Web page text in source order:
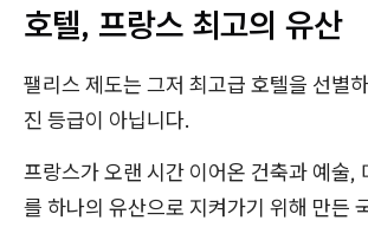
호텔, 프랑스 최고의 유산
팰리스 제도는 그저 최고급 호텔을 선별
진 등급이 아닙니다.
프랑스가 오랜 시간 이어온 건축과 예술,
를 하나의 유산으로 지켜가기 위해 만든